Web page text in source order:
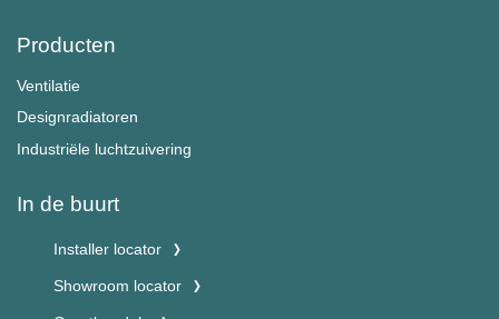
Producten
Ventilatie
Designradiatoren
Industriële luchtzuivering
In de buurt
Installer locator
Showroom locator